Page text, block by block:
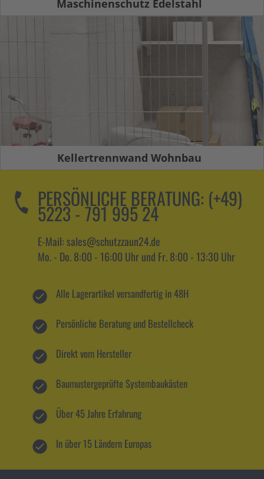
Maschinenschutz Edelstahl
Kellertrennwand Wohnbau
PERSÖNLICHE BERATUNG: (+49)
5223 - 791 995 24
E-Mail: sales@schutzzaun24.de
Mo. - Do. 8:00 - 16:00 Uhr und Fr. 8:00 - 13:30 Uhr
Alle Lagerartikel versandfertig in 48H
Persönliche Beratung und Bestellcheck
Direkt vom Hersteller
Baumustergeprüfte Systembaukästen
Über 45 Jahre Erfahrung
In über 15 Ländern Europas